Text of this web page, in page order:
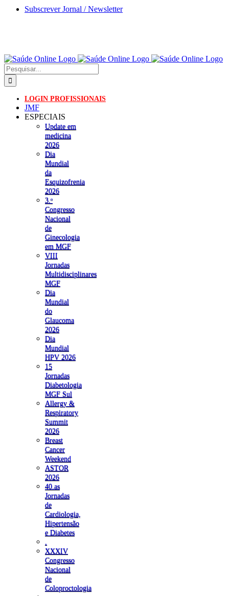
Skip
Subscrever Jornal / Newsletter
Pesquisar
LOGIN PROFISSIONAIS
JMF
ESPECIAIS
Update em
medicina
2026
Dia
Mundial
da
Esquizofrenia
2026
3.ᵒ
Congresso
Nacional
de
Ginecologia
em MGF
VIII
Jornadas
Multidisciplinares
MGF
Dia
Mundial
do
Glaucoma
2026
Dia
Mundial
HPV 2026
15
Jornadas
Diabetologia
MGF Sul
Allergy &
Respiratory
Summit
2026
Breast
Cancer
Weekend
ASTOR
2026
40.as
Jornadas
de
Cardiologia,
Hipertensão
e Diabetes
XXXIV
Congresso
Nacional
de
Coloproctologia